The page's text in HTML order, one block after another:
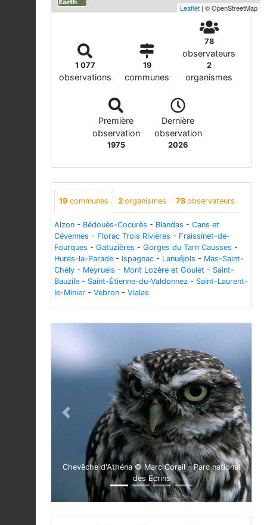
Leaflet | © OpenStreetMap
1 077
observations
19
communes
78
observateurs
2
organismes
Première
observation
1975
Dernière
observation
2026
19 communes 2 organismes 78 observateurs
Alzon - Bédouès-Cocurès - Blandas - Cans et
Cévennes - Florac Trois Rivières - Fraissinet-de-
Fourques - Gatuzières - Gorges du Tarn Causses -
Hures-la-Parade - Ispagnac - Lanuéjols - Mas-Saint-
Chély - Meyrueis - Mont Lozère et Goulet - Saint-
Bauzile - Saint-Étienne-du-Valdonnez - Saint-Laurent-
le-Minier - Vebron - Vialas
Chevêche d'Athéna © Marc Corail - Parc national
des Ecrins
Previous Next